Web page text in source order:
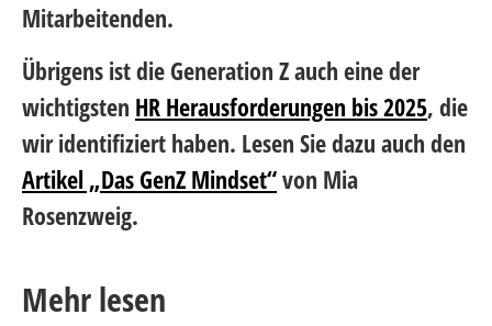
Mitarbeitenden.
Übrigens ist die Generation Z auch eine der
wichtigsten HR Herausforderungen bis 2025, die
wir identifiziert haben. Lesen Sie dazu auch den
Artikel „Das GenZ Mindset“von Mia
Rosenzweig.
Mehr lesen